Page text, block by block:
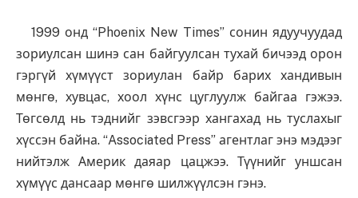
1999 онд “Phoenix New Times” сонин ядуучуудад
зориулсан шинэ сан байгуулсан тухай бичээд орон
гэргүй хүмүүст зориулан байр барих хандивын
мөнгө, хувцас, хоол хүнс цуглуулж байгаа гэжээ.
Төгсөлд нь тэднийг зэвсгээр хангахад нь туслахыг
хүссэн байна. “Associated Press” агентлаг энэ мэдээг
нийтэлж Америк даяар цацжээ. Түүнийг уншсан
хүмүүс дансаар мөнгө шилжүүлсэн гэнэ.